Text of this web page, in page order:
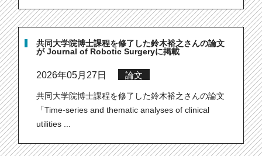
共同大学院博士課程を修了した鈴木裕之さんの論文
が Journal of Robotic Surgeryに掲載
2026年05月27日 論文
共同大学院博士課程を修了した鈴木裕之さんの論文
「Time-series and thematic analyses of clinical
utilities ...